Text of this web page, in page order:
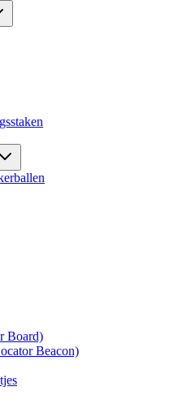
Board)
Beacon)